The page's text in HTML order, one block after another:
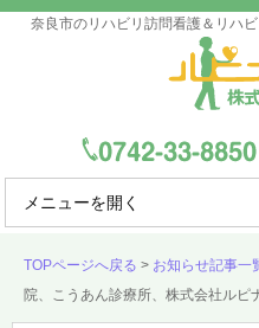
奈良市のリハビリ訪問看護＆リハ
メニューを開く
ルピナスの強み
ご利用案内
TOPページへ戻る > お知らせ記事一
院、こうあん診療所、株式会社ルピ